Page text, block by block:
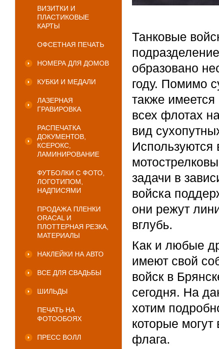
ВИЗИТКИ И
ПЛАСТИКОВЫЕ
КАРТЫ
ОФСЕТНАЯ ПЕЧАТЬ
НОМЕРА ДЛЯ ДОМОВ
КУБКИ И МЕДАЛИ
ЛАЗЕРНАЯ
ГРАВИРОВКА
РАСПЕЧАТКА
ДОКУМЕНТОВ,
КСЕРОКС,
ЛАМИНИРОВАНИЕ
ФУТБОЛКИ С ФОТО,
ЛОГОТИПОМ,
НАДПИСЯМИ
ПРОДАЖА ПЛЕНКИ
ORACAL И
ПЛОТТЕРНАЯ РЕЗКА,
МАТЕРИАЛЫ
НАКЛЕЙКИ НА АВТО
ВСЕ ДЛЯ СВАДЬБЫ
ШИЛЬДЫ
ПЕЧАТЬ НА
ФОТООБОЯХ
ПРЕСС ВОЛЛ
Танковые
образовано
году. Помимо
также
всех флотах
вид
Используются
задачи в
войска
они режут
вглубь.
Как и любые
имеют свой
войск в
сегодня. На
хотим
которые
флага.